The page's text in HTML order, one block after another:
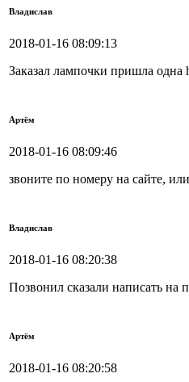
Владислав
2018-01-16 08:09:13
Заказал лампочки пришла одна
Артём
2018-01-16 08:09:46
звоните по номеру на сайте,
Владислав
2018-01-16 08:20:38
Позвонил сказали написать на
Артём
2018-01-16 08:20:58